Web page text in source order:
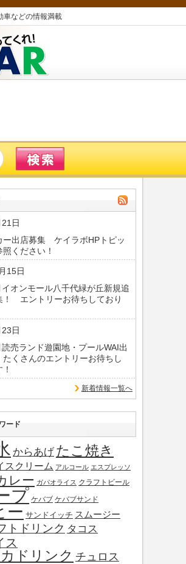
車などの情報満載
ー出店募集 ケイラボHPトピッ
ください！
日
オンモール八千代緑が丘新規追
！ エントリーお待ちしており
15日
売ランド遊園地・プールWAI出
くさんのエントリーお待ちし
日
新着情報一覧へ
ード
からあげ たこ焼き
スクリーム アルコール エスプレッソ
レー ガパオライス クラフトビール
プ ケバブ ケバブサンド
ー サンドイッチ スムージー
トドリンク タコス
ス
ドリンク チュロス